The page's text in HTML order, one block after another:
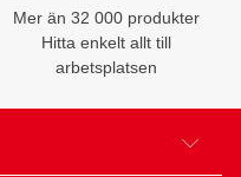
Mer än 32 000 produkter
Hitta enkelt allt till
arbetsplatsen